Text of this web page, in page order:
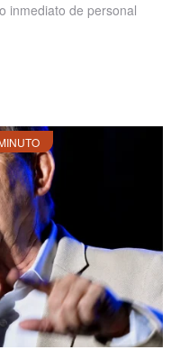
inmediato de personal